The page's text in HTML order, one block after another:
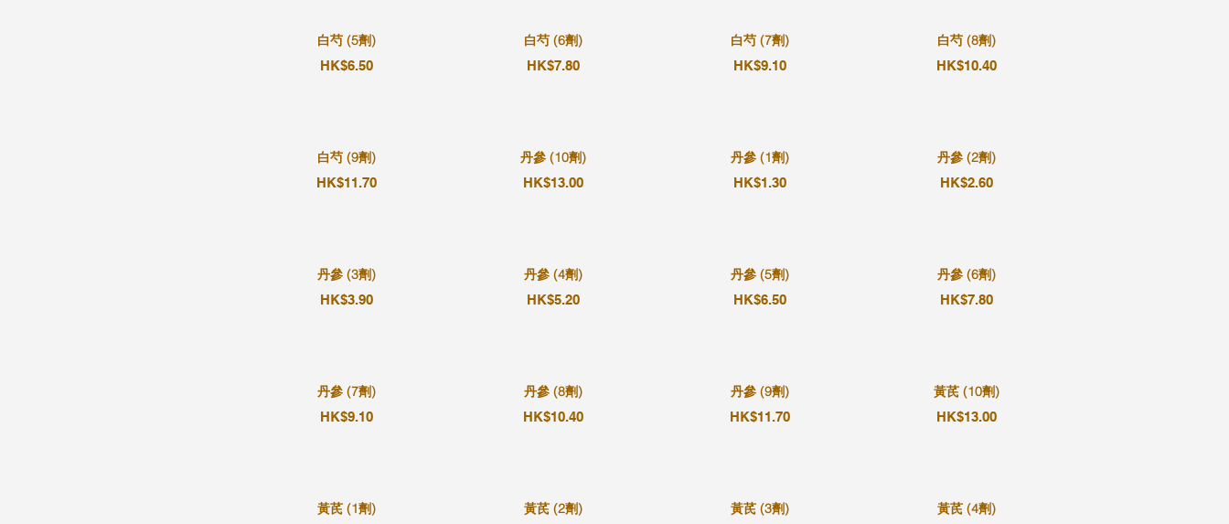
白芍 (5劑)
HK$6.50
白芍 (9劑)
HK$11.70
丹參 (3劑)
HK$3.90
丹參 (7劑)
HK$9.10
黃芪 (1劑)
白芍 (6劑)
HK$7.80
丹參 (10劑)
HK$13.00
丹參 (4劑)
HK$5.20
丹參 (8劑)
HK$10.40
黃芪 (2劑)
白芍 (7劑)
HK$9.10
丹參 (1劑)
HK$1.30
丹參 (5劑)
HK$6.50
丹參 (9劑)
HK$11.70
黃芪 (3劑)
白芍 (8劑)
HK$10.40
丹參 (2劑)
HK$2.60
丹參 (6劑)
HK$7.80
黃芪 (10劑)
HK$13.00
黃芪 (4劑)